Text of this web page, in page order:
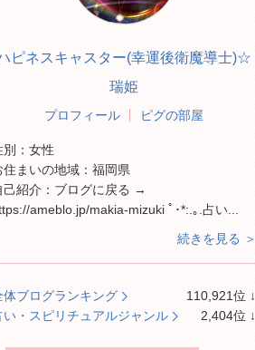
ピネスキャスター(幸運後衛魔導士)☆
瑞姫
プロフィール ピグの部屋
： 女性
住まいの地域： 福岡県
己紹介： ブログに戻る →
ameblo.jp/makia-mizuki ﾟ･*:.｡.占い...
続きを見る ＞
体ブログランキング 110,921位 ↓
い・スピリチュアルジャンル 2,404位 ↓